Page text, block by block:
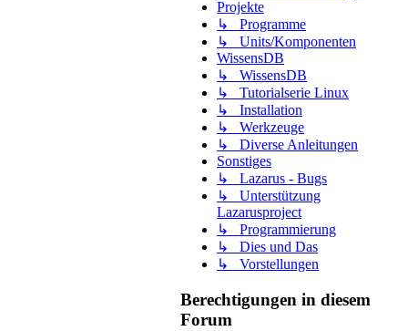
Projekte
↳ Programme
↳ Units/Komponenten
WissensDB
↳ WissensDB
↳ Tutorialserie Linux
↳ Installation
↳ Werkzeuge
↳ Diverse Anleitungen
Sonstiges
↳ Lazarus - Bugs
↳ Unterstützung
Lazarusproject
↳ Programmierung
↳ Dies und Das
↳ Vorstellungen
Berechtigungen in diesem
Forum